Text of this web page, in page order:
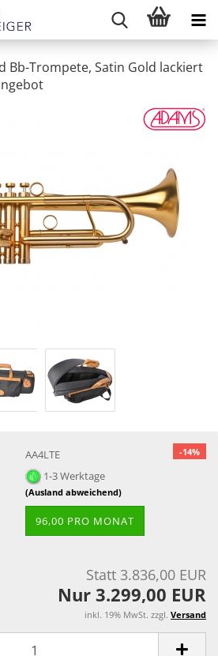
Bb-Trompete, Satin Gold lackiert
-14%
AA4LTE
1-3 Werktage
(Ausland abweichend)
96,00 PRO MONAT
Statt 3.836,00 EUR
Nur 3.299,00 EUR
inkl. 19% MwSt. zzgl. Versand